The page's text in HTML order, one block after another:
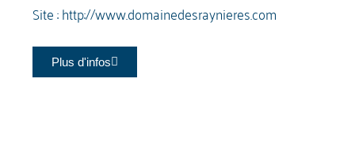
Site :http://www.domainedesraynieres.com
Plus d'infos